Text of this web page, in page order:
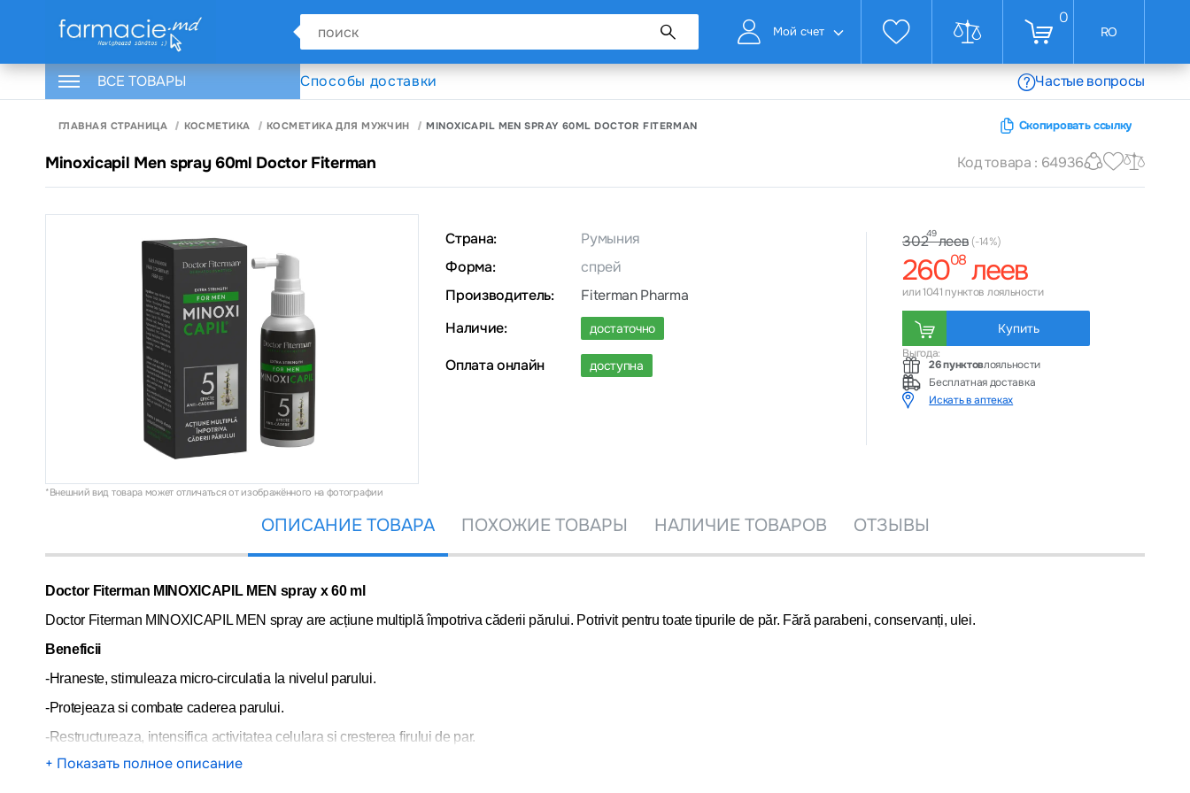
Мой счет
0
RO
ВСЕ ТОВАРЫ Способы доставки Частые вопросы
ГЛАВНАЯ СТРАНИЦА КОСМЕТИКА КОСМЕТИКА ДЛЯ МУЖЧИН MINOXICAPIL MEN SPRAY 60ML DOCTOR FITERMAN Скопировать ссылку
Minoxicapil Men spray 60ml Doctor Fiterman Код товара : 64936
*Внешний вид товара может отличаться от изображённого на фотографии
Страна:
Румыния
Форма:
спрей
Производитель:
Fiterman Pharma
Наличие:
достаточно
Оплата онлайн доступна
30249леев (-14%)
26008 леев
или 1041 пунктов лояльности
Купить
Выгода:
26 пунктовлояльности
Бесплатная доставка
Искать в аптеках
ОПИСАНИЕ ТОВАРА ПОХОЖИЕ ТОВАРЫ НАЛИЧИЕ ТОВАРОВ ОТЗЫВЫ
Doctor Fiterman MINOXICAPIL MEN spray x 60 ml
Doctor Fiterman MINOXICAPIL MEN spray are acțiune multiplă împotriva căderii părului. Potrivit pentru toate tipurile de păr. Fără parabeni, conservanți, ulei.
Beneficii
-Hraneste, stimuleaza micro-circulatia la nivelul parului.
-Protejeaza si combate caderea parului.
-Restructureaza, intensifica activitatea celulara si cresterea firului de par.
-Densifica, mareste densitatea si numarul firelor de par.a
+ Показать полное описание